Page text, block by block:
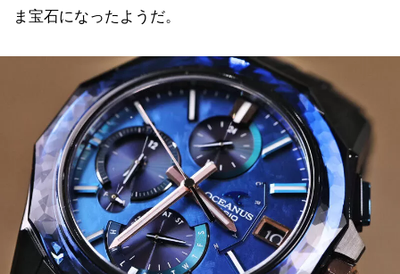
ま宝石になったようだ。